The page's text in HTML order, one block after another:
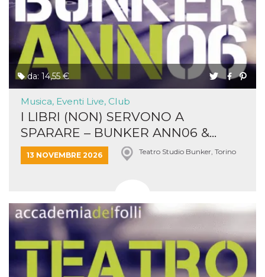
da: 14,55 €
Musica, Eventi Live, Club
I LIBRI (NON) SERVONO A
SPARARE – BUNKER ANN06 &...
13 NOVEMBRE 2026 Teatro Studio Bunker, Torino